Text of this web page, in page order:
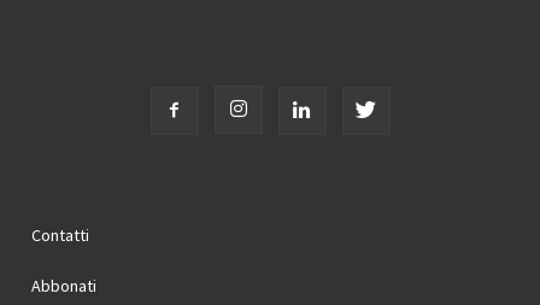
Contatti
Abbonati